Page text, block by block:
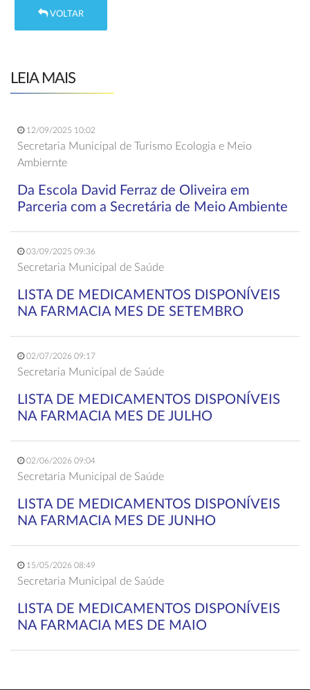
VOLTAR
LEIA MAIS
12/09/2025 10:02
Secretaria Municipal de Turismo Ecologia e Meio
Ambiernte
Da Escola David Ferraz de Oliveira em
Parceria com a Secretária de Meio Ambiente
03/09/2025 09:36
Secretaria Municipal de Saúde
LISTA DE MEDICAMENTOS DISPONÍVEIS
NA FARMACIA MES DE SETEMBRO
02/07/2026 09:17
Secretaria Municipal de Saúde
LISTA DE MEDICAMENTOS DISPONÍVEIS
NA FARMACIA MES DE JULHO
02/06/2026 09:04
Secretaria Municipal de Saúde
LISTA DE MEDICAMENTOS DISPONÍVEIS
NA FARMACIA MES DE JUNHO
15/05/2026 08:49
Secretaria Municipal de Saúde
LISTA DE MEDICAMENTOS DISPONÍVEIS
NA FARMACIA MES DE MAIO